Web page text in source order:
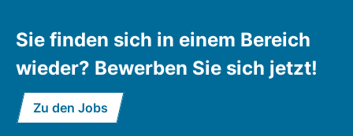
Sie finden sich in einem Bereich
wieder? Bewerben Sie sich jetzt!
Zu den Jobs